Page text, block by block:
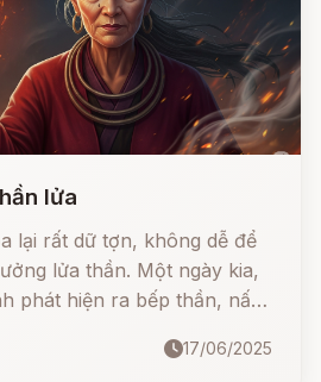
lửa
lại rất dữ tợn, không dễ để
lửa thần. Một ngày kia,
phát hiện ra bếp thần, nấu
sơ ý của người con dâu –
17/06/2025